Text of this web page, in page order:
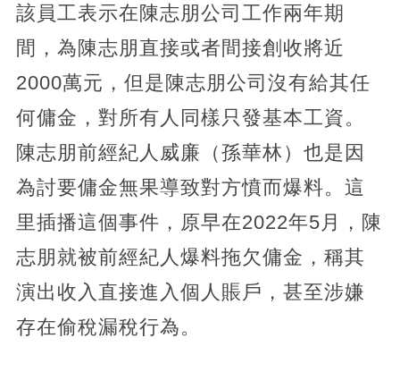
該員工表示在陳志朋公司工作兩年期
間，為陳志朋直接或者間接創收將近
2000萬元，但是陳志朋公司沒有給其任
何傭金，對所有人同樣只發基本工資。
陳志朋前經紀人威廉（孫華林）也是因
為討要傭金無果導致對方憤而爆料。這
里插播這個事件，原早在2022年5月，陳
志朋就被前經紀人爆料拖欠傭金，稱其
演出收入直接進入個人賬戶，甚至涉嫌
存在偷稅漏稅行為。